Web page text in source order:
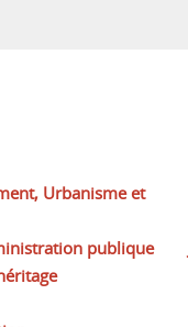
Urbanisme et
publique